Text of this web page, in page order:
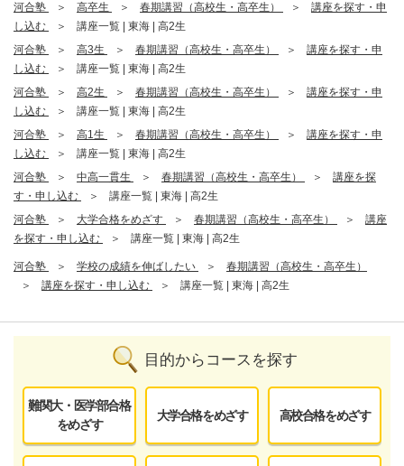
河合塾
高卒生 春期講習（高校生・高卒生）
講座を探す・申
し込む
講座一覧 | 東海 | 高2生
河合塾
高3生 春期講習（高校生・高卒生）
講座を探す・申
し込む
講座一覧 | 東海 | 高2生
河合塾
高2生 春期講習（高校生・高卒生）
講座を探す・申
し込む
講座一覧 | 東海 | 高2生
河合塾
高1生 春期講習（高校生・高卒生）
講座を探す・申
し込む
講座一覧 | 東海 | 高2生
河合塾
中高一貫生 春期講習（高校生・高卒生）
講座を探
す・申し込む
講座一覧 | 東海 | 高2生
河合塾
大学合格をめざす 春期講習（高校生・高卒生）
講座
を探す・申し込む
講座一覧 | 東海 | 高2生
河合塾 学校の成績を伸ばしたい
春期講習（高校生・高卒生）
講座を探す・申し込む
講座一覧 | 東海 | 高2生
目的からコースを探す
難関大・医学部合格
をめざす
大学合格をめざす 高校合格をめざす